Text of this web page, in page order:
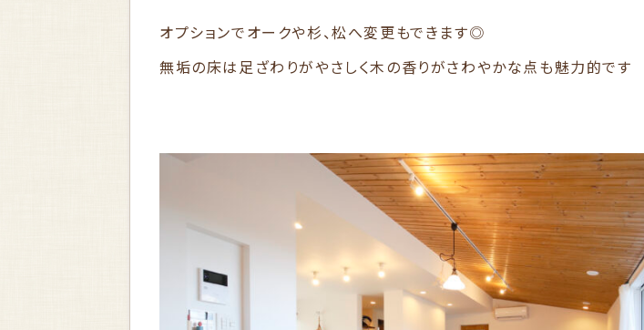
オプションでオークや杉、松へ変更もできます◎
無垢の床は足ざわりがやさしく木の香りがさわやかな点も魅力的です